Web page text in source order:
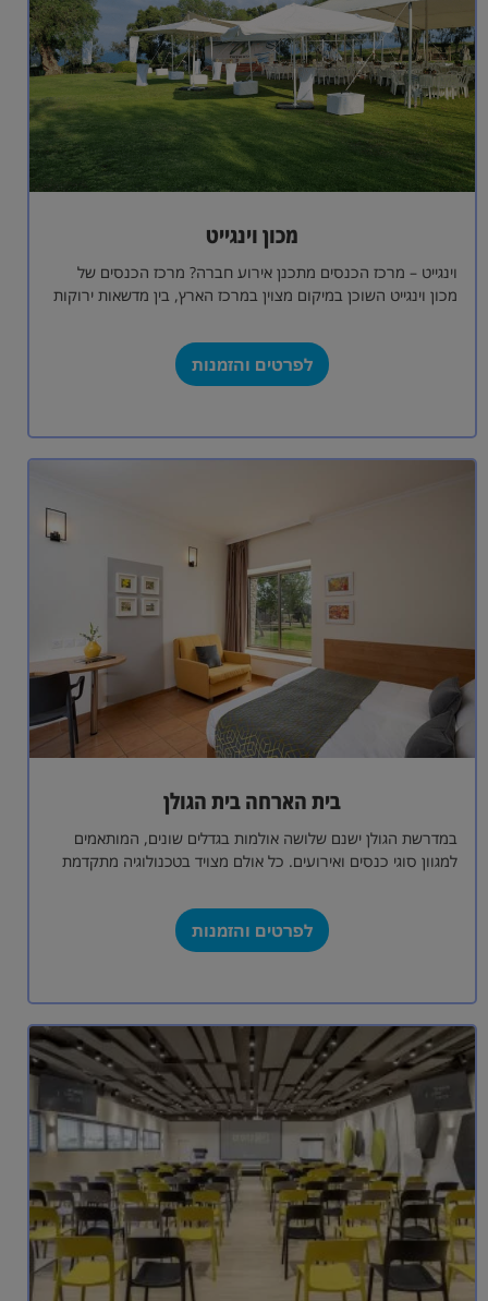
מכון וינגייט
וינגייט – מרכז הכנסים מתכנן אירוע חברה? מרכז הכנסים של
מכון וינגייט השוכן במיקום מצוין במרכז הארץ, בין מדשאות ירוקות
לפרטים והזמנות
בית הארחה בית הגולן
במדרשת הגולן ישנם שלושה אולמות בגדלים שונים, המותאמים
למגוון סוגי כנסים ואירועים. כל אולם מצויד בטכנולוגיה מתקדמת
לפרטים והזמנות